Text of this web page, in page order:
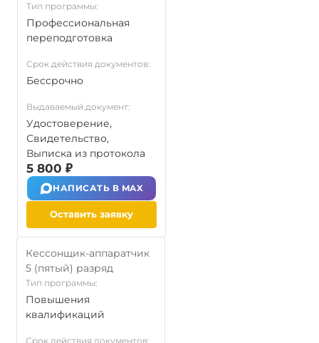
Тип программы:
Профессиональная
переподготовка
Срок действия документов:
Бессрочно
Выдаваемый документ:
Удостоверение,
Свидетельство,
Выписка из протокола
5 800 ₽
НАПИСАТЬ В MAX
Оставить заявку
Кессонщик-аппаратчик
5 (пятый) разряд
Тип программы:
Повышения
квалификаций
Срок действия документов: